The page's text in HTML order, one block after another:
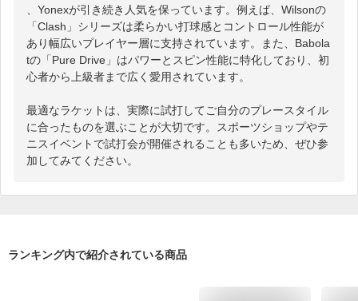
、Yonexが引き続き人気を保っています。例えば、Wilsonの
「Clash」シリーズは柔らかい打球感とコントロール性能が
あり幅広いプレイヤー層に支持されています。また、Babola
tの「Pure Drive」はパワーとスピン性能に特化しており、初
心者から上級者まで広く愛用されています。
最適なラケットは、実際に試打してご自分のプレースタイル
に合ったものを選ぶことが大切です。スポーツショップやテ
ニスイベントで試打会が開催されることも多いため、ぜひ参
加してみてください。
ランキング内で紹介されている商品